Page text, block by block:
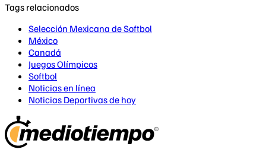
Tags relacionados
Selección Mexicana de Softbol
México
Canadá
Juegos Olímpicos
Softbol
Noticias en línea
Noticias Deportivas de hoy